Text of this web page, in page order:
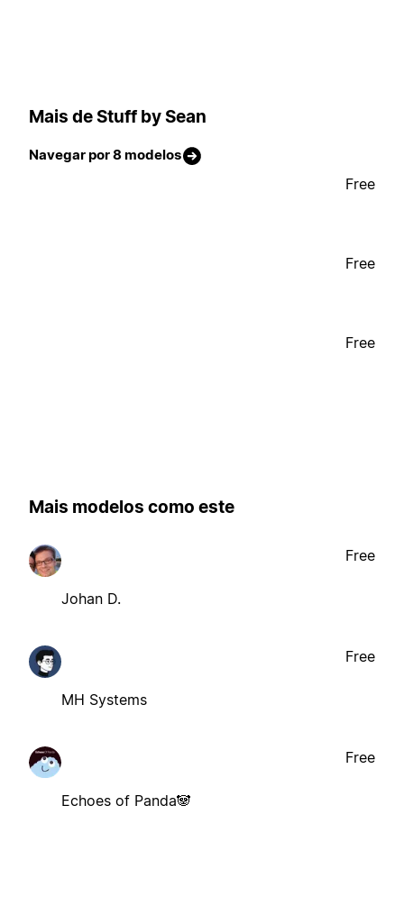
Mais de Stuff by Sean
Navegar por 8 modelos
Free
Free
Free
Mais modelos como este
Johan D.
Free
MH Systems
Free
Echoes of Panda🐼
Free